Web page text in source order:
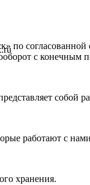
по согласованной
с конечным
работают с
хранения.